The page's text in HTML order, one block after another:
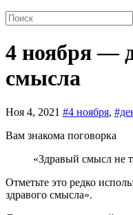
4 ноября —
смысла
Ноя 4, 2021 #4 ноября,
Вам знакома поговорка
«Здравый смысл не
Отметьте это редко
здравого смысла».